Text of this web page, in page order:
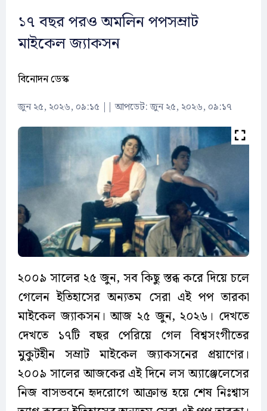
১৭ বছর পরও অমলিন পপসম্রাট
মাইকেল জ্যাকসন
বিনোদন ডেস্ক
জুন ২৫, ২০২৬, ০৯:১৫ ||আপডেট: জুন ২৫, ২০২৬, ০৯:১৭
২০০৯ সালের ২৫ জুন, সব কিছু স্তব্ধ করে দিয়ে চলে
গেলেন ইতিহাসের অন্যতম সেরা এই পপ তারকা
মাইকেল জ্যাকসন। আজ ২৫ জুন, ২০২৬। দেখতে
দেখতে ১৭টি বছর পেরিয়ে গেল বিশ্বসংগীতের
মুকুটহীন সম্রাট মাইকেল জ্যাকসনের প্রয়াণের।
২০০৯ সালের আজকের এই দিনে লস অ্যাঞ্জেলেসের
নিজ বাসভবনে হৃদরোগে আক্রান্ত হয়ে শেষ নিঃশ্বাস